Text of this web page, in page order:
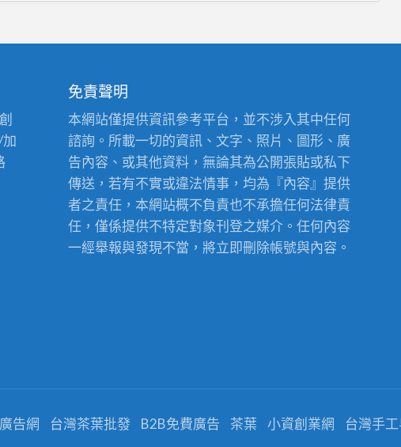
免責聲明
本網站僅提供資訊參考平台，並不涉入其中任何
諮詢。所載一切的資訊、文字、照片、圖形、廣
告內容、或其他資料，無論其為公開張貼或私下
傳送，若有不實或違法情事，均為『內容』提供
者之責任，本網站概不負責也不承擔任何法律責
任，僅係提供不特定對象刊登之媒介。任何內容
一經舉報與發現不當，將立即刪除帳號與內容。
告網 台灣茶葉批發 B2B免費廣告 茶葉 小資創業網 台灣手